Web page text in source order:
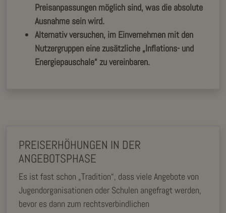
Preisanpassungen möglich sind, was die absolute
Ausnahme sein wird.
Alternativ versuchen, im Einvernehmen mit den
Nutzergruppen eine zusätzliche „Inflations- und
Energiepauschale“ zu vereinbaren.
PREISERHÖHUNGEN IN DER
ANGEBOTSPHASE
Es ist fast schon „Tradition“, dass viele Angebote von
Jugendorganisationen oder Schulen angefragt werden,
bevor es dann zum rechtsverbindlichen